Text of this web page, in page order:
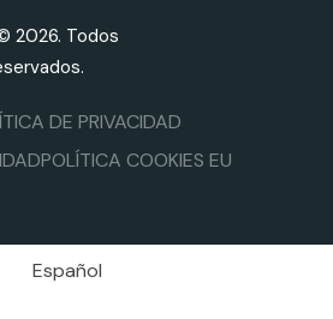
2026. Todos
DE PRIVACIDAD
POLÍTICA COOKIES EU
Español